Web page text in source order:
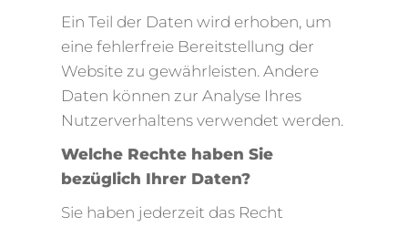
Ein Teil der Daten wird erhoben, um
eine fehlerfreie Bereitstellung der
Website zu gewährleisten. Andere
Daten können zur Analyse Ihres
Nutzerverhaltens verwendet werden.
Welche Rechte haben Sie
bezüglich Ihrer Daten?
Sie haben jederzeit das Recht